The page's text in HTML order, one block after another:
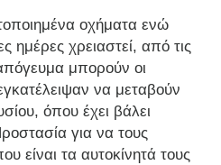
οχήματα ενώ
ημέρες χρειαστεί, από τις
μπορούν οι
να μεταβούν
όπου έχει βάλει
για να τους
είναι τα αυτοκίνητά τους